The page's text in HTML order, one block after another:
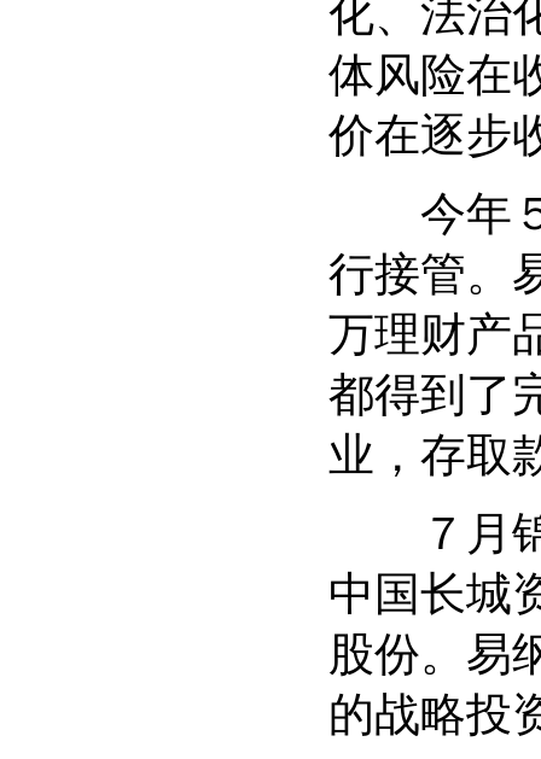
体风险在
价在逐步
今年５
行接管。
万理财产
都得到了
业，存取
７月锦
中国长城
股份。易
的战略投